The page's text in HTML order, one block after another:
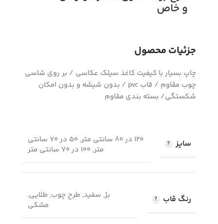
و خاص
جزئیات محصول
چاپ بسیار با کیفیت کاغذ سیلک عکاسی / بر روی شاسی
چوب مقاوم / قاب pvc / بدون شیشه و بدون امکان
شکستگی/ بسته بندی مقاوم
سایز
120 در 80 سانتی متر, 50 در 70 سانتی
متر, 100 در 70 سانتی متر
رنگ قاب
بژ, سفید, طرح چوب, طلایی,
مشکی